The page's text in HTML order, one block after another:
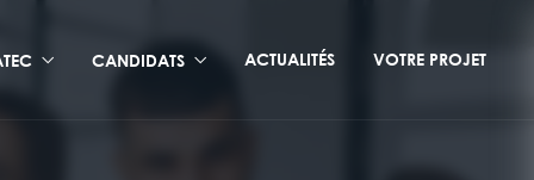
CANDIDATS ACTUALITÉS VOTRE PROJET